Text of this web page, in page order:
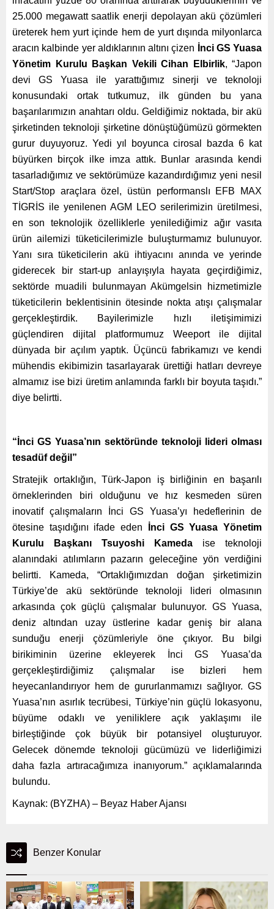
25.000 megawatt saatlik enerji depolayan akü çözümleri
üreterek hem yurt içinde hem de yurt dışında milyonlarca
aracın kalbinde yer aldıklarının altını çizen
İnci GS Yuasa
Yönetim Kurulu Başkan Vekili Cihan Elbirlik, “Japon
devi GS Yuasa ile yarattığımız sinerji ve teknoloji
konusundaki ortak tutkumuz, ilk günden bu yana
başarılarımızın anahtarı oldu. Geldiğimiz noktada, bir akü
şirketinden teknoloji şirketine dönüştüğümüzü görmekten
gurur duyuyoruz. Yedi yıl boyunca cirosal bazda 6 kat
büyürken birçok ilke imza attık. Bunlar arasında kendi
tasarladığımız ve sektörümüze kazandırdığımız yeni nesil
Start/Stop araçlara özel, üstün performanslı EFB MAX
TİGRİS ile yenilenen AGM LEO serilerimizin üretilmesi,
en son teknolojik özelliklerle yenilediğimiz ağır vasıta
ürün ailemizi tüketicilerimizle buluşturmamız bulunuyor.
Yanı sıra tüketicilerin akü ihtiyacını anında ve yerinde
giderecek bir start-up anlayışıyla hayata geçirdiğimiz,
sektörde muadili bulunmayan Akümgelsin hizmetimizle
tüketicilerin beklentisinin ötesinde nokta atışı çalışmalar
gerçekleştirdik. Bayilerimizle hızlı iletişimimizi
güçlendiren dijital platformumuz Weeport ile dijital
dünyada bir açılım yaptık. Üçüncü fabrikamızı ve kendi
mühendis ekibimizin tasarlayarak ürettiği hatları devreye
almamız ise bizi üretim anlamında farklı bir boyuta taşıdı.”
diye belirtti.
“İnci GS Yuasa’nın sektöründe teknoloji lideri olması
tesadüf değil”
Stratejik ortaklığın, Türk-Japon iş birliğinin en başarılı
örneklerinden biri olduğunu ve hız kesmeden süren
inovatif çalışmaların İnci GS Yuasa’yı hedeflerinin de
ötesine taşıdığını ifade eden
İnci GS Yuasa Yönetim
Kurulu Başkanı Tsuyoshi Kameda ise
teknoloji
alanındaki atılımların pazarın geleceğine yön verdiğini
belirtti. Kameda, “Ortaklığımızdan doğan şirketimizin
Türkiye’de akü sektöründe teknoloji lideri olmasının
arkasında çok güçlü çalışmalar bulunuyor. GS Yuasa,
deniz altından uzay üstlerine kadar geniş bir alana
sunduğu enerji çözümleriyle öne çıkıyor. Bu bilgi
birikiminin üzerine ekleyerek İnci GS Yuasa’da
gerçekleştirdiğimiz çalışmalar ise bizleri hem
heyecanlandırıyor hem de gururlanmamızı sağlıyor. GS
Yuasa’nın asırlık tecrübesi, Türkiye’nin güçlü lokasyonu,
büyüme odaklı ve yeniliklere açık yaklaşımı ile
birleştiğinde çok büyük bir potansiyel oluşturuyor.
Gelecek dönemde teknoloji gücümüzü ve liderliğimizi
daha fazla artıracağımıza inanıyorum.” açıklamalarında
bulundu.
Kaynak: (BYZHA) – Beyaz Haber Ajansı
Benzer Konular